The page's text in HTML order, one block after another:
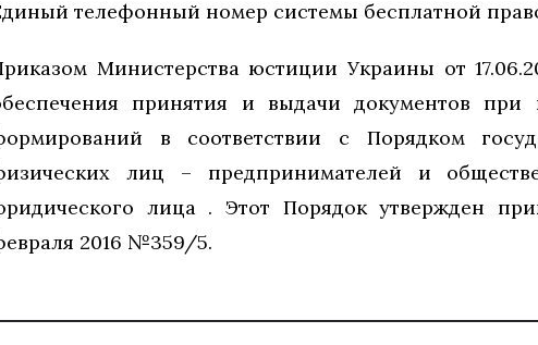
телефонный номер системы бесплатной
Министерства юстиции Украины от
принятия и выдачи документов при
в соответствии с Порядком
лиц – предпринимателей и
лица . Этот Порядок утвержден
2016 №359/5.